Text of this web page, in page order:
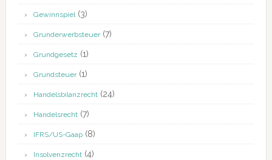
Gewinnspiel(3)
Grunderwerbsteuer(7)
Grundgesetz (1)
Grundsteuer(1)
Handelsbilanzrecht(24)
Handelsrecht(7)
IFRS/US-Gaap(8)
Insolvenzrecht(4)